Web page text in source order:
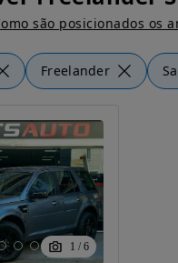
são posicionados os
Freelander
1 / 6